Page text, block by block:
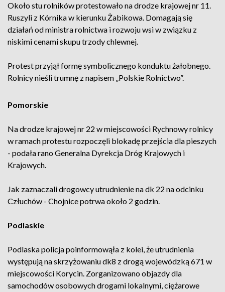
Około stu rolników protestowało na drodze krajowej nr 11.
Ruszyli z Kórnika w kierunku Żabikowa. Domagają się
działań od ministra rolnictwa i rozwoju wsi w związku z
niskimi cenami skupu trzody chlewnej.
Protest przyjął formę symbolicznego konduktu żałobnego.
Rolnicy nieśli trumnę z napisem „Polskie Rolnictwo”.
Pomorskie
Na drodze krajowej nr 22 w miejscowości Rychnowy rolnicy
w ramach protestu rozpoczęli blokadę przejścia dla pieszych
- podała rano Generalna Dyrekcja Dróg Krajowych i
Krajowych.
Jak zaznaczali drogowcy utrudnienie na dk 22 na odcinku
Człuchów - Chojnice potrwa około 2 godzin.
Podlaskie
Podlaska policja poinformowąła z kolei, że utrudnienia
występują na skrzyżowaniu dk8 z drogą wojewódzką 671 w
miejscowości Korycin. Zorganizowano objazdy dla
samochodów osobowych drogami lokalnymi, ciężarowe